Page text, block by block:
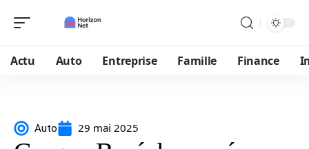
Actu Auto Entreprise Famille Finance
Auto 29 mai 2025